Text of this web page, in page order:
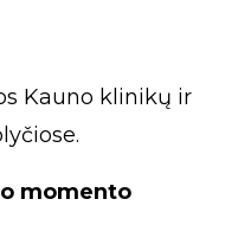
Kauno klinikų ir
momento